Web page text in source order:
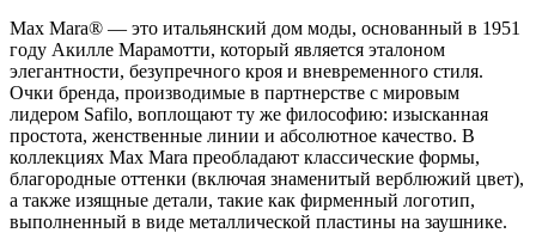
Max Mara® — это итальянский дом моды, основанный в 1951
году Акилле Марамотти, который является эталоном
элегантности, безупречного кроя и вневременного стиля.
Очки бренда, производимые в партнерстве с мировым
лидером Safilo, воплощают ту же философию: изысканная
простота, женственные линии и абсолютное качество. В
коллекциях Max Mara преобладают классические формы,
благородные оттенки (включая знаменитый верблюжий цвет),
а также изящные детали, такие как фирменный логотип,
выполненный в виде металлической пластины на заушнике.